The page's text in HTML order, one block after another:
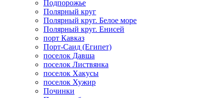
Подпорожье
Полярный круг
Полярный круг. Белое море
Полярный круг. Енисей
порт Кавказ
Порт-Саид (Египет)
поселок Давша
поселок Листвянка
поселок Хакусы
поселок Хужир
Починки